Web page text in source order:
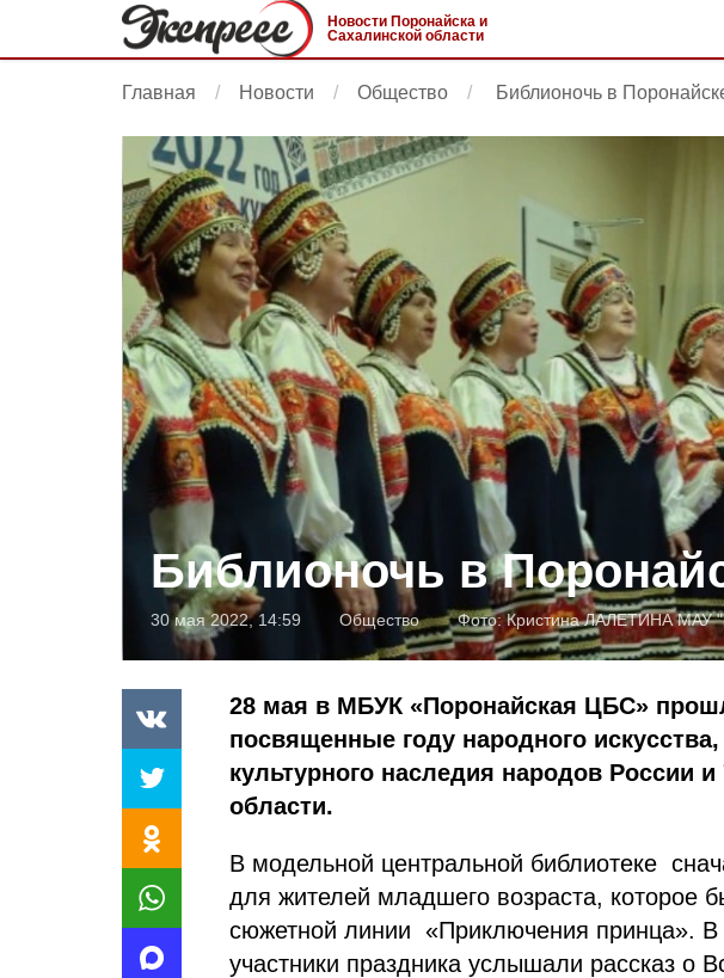
Новости Поронайска и
Сахалинской области
Главная Новости Общество Библионочь в
Библионочь в
30 мая 2022, 14:59 Общество Фото:Кристина ЛАЛЕТИНА МАУ
28 мая в МБУК «Поронайская ЦБС»
посвященные году народного
культурного наследия народов России
области.
В модельной центральной библиотеке
для жителей младшего возраста, которое
сюжетной линии «Приключения принца». В
участники праздника услышали рассказ о